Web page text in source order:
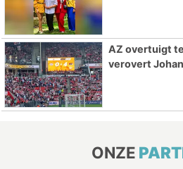
AZ overtuigt
verovert
ONZE